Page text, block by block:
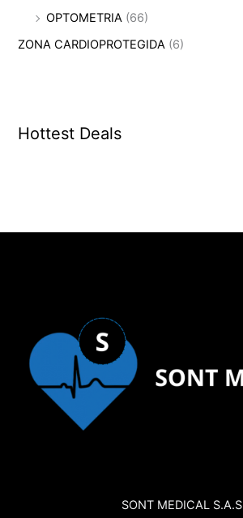
OPTOMETRIA (66)
ZONA CARDIOPROTEGIDA (6)
Hottest Deals
SONT MEDICAL S.A.S